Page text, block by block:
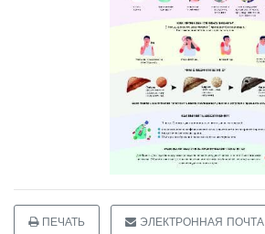
ПЕЧАТЬ ЭЛЕКТРОННАЯ ПОЧТА